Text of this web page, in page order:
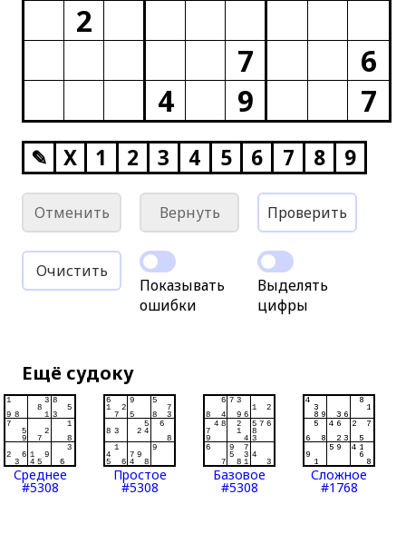
2
7
6
4
9 7
✎ X 1 2 3 4 5 6 7 8 9
Отменить Вернуть Проверить
Очистить
Показывать
ошибки
Выделять
цифры
Ещё судоку
Среднее
#5308
Простое
#5308
Базовое
#5308
Сложное
#1768